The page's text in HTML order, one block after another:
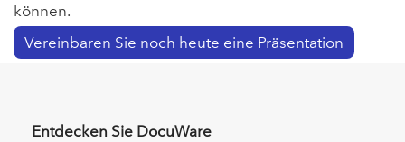
können.
Vereinbaren Sie noch heute eine Präsentation
Entdecken Sie DocuWare